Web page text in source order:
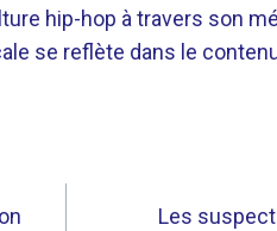
hip-hop à travers son
se reflète dans le
Les